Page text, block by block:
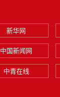
新华网
中国新闻网
中青在线